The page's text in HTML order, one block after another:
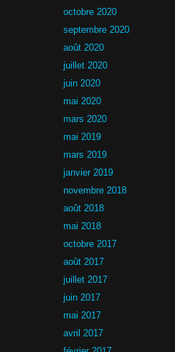
octobre 2020
septembre 2020
août 2020
juillet 2020
juin 2020
mai 2020
mars 2020
mai 2019
mars 2019
janvier 2019
novembre 2018
août 2018
mai 2018
octobre 2017
août 2017
juillet 2017
juin 2017
mai 2017
avril 2017